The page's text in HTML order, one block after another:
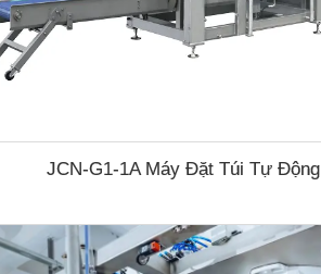
JCN-G1-1A Máy Đặt Túi Tự Động